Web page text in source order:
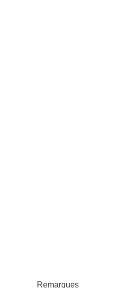
Remarques